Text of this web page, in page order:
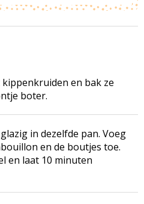
en bak ze
boter.
in dezelfde pan. Voeg
en de boutjes toe.
en laat 10 minuten